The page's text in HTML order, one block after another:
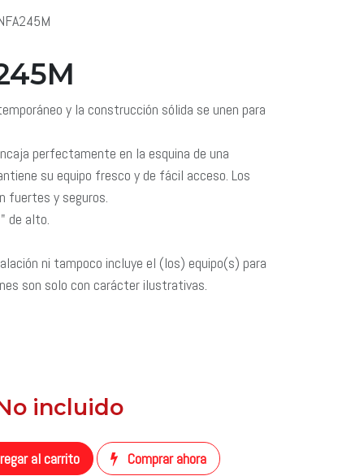
y la construcción sólida se unen para
perfectamente en la esquina de una
su equipo fresco y de fácil acceso. Los
fuertes y seguros.
de alto.
ni tampoco incluye el (los) equipo(s) para
son solo con carácter ilustrativas.
incluido
al carrito Comprar ahora